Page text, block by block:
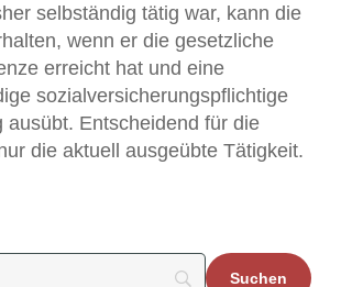
selbständig tätig war, kann die
wenn er die gesetzliche
erreicht hat und eine
sozialversicherungspflichtige
ausübt. Entscheidend für die
die aktuell ausgeübte Tätigkeit.